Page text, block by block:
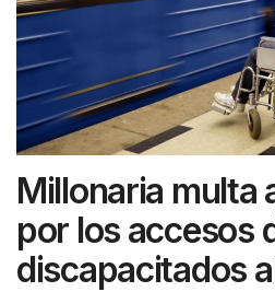
Millonaria multa
por los accesos
discapacitados